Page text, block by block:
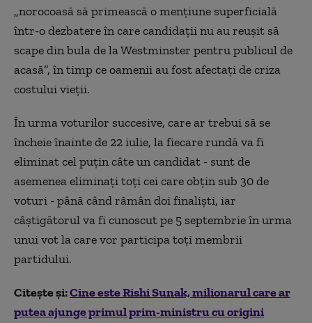
„norocoasă să primească o mențiune superficială
într-o dezbatere în care candidații nu au reușit să
scape din bula de la Westminster pentru publicul de
acasă”, în timp ce oamenii au fost afectați de criza
costului vieții.
În urma voturilor succesive, care ar trebui să se
încheie înainte de 22 iulie, la fiecare rundă va fi
eliminat cel puţin câte un candidat - sunt de
asemenea eliminaţi toţi cei care obţin sub 30 de
voturi - până când rămân doi finalişti, iar
câştigătorul va fi cunoscut pe 5 septembrie în urma
unui vot la care vor participa toţi membrii
partidului.
Citește și:Cine este Rishi Sunak, milionarul care ar
putea ajunge primul prim-ministru cu origini